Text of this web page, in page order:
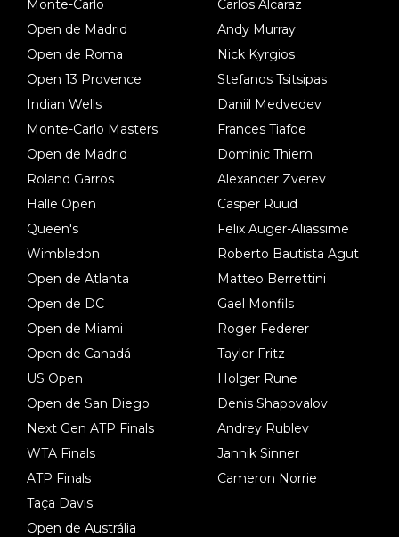
Monte-Carlo
Open de Madrid
Open de Roma
Open 13 Provence
Indian Wells
Monte-Carlo Masters
Open de Madrid
Roland Garros
Halle Open
Queen's
Wimbledon
Open de Atlanta
Open de DC
Open de Miami
Open de Canadá
US Open
Open de San Diego
Next Gen ATP Finals
WTA Finals
ATP Finals
Taça Davis
Open de Austrália
Carlos Alcaraz
Andy Murray
Nick Kyrgios
Stefanos Tsitsipas
Daniil Medvedev
Frances Tiafoe
Dominic Thiem
Alexander Zverev
Casper Ruud
Felix Auger-Aliassime
Roberto Bautista Agut
Matteo Berrettini
Gael Monfils
Roger Federer
Taylor Fritz
Holger Rune
Denis Shapovalov
Andrey Rublev
Jannik Sinner
Cameron Norrie